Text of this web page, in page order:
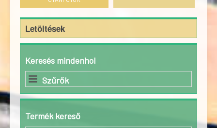
Letöltések
Keresés mindenhol
Szűrők
Termék kereső